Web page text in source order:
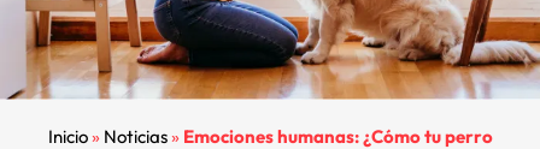
Inicio» Noticias» Emociones humanas: ¿Cómo tu perro